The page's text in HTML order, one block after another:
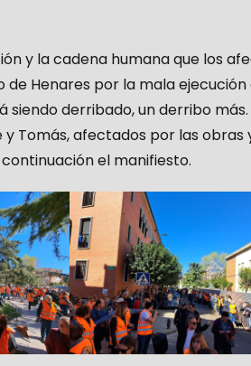
y la cadena humana que los
de Henares por la mala
siendo derribado, un derribo más.
y Tomás, afectados por las
el manifiesto.